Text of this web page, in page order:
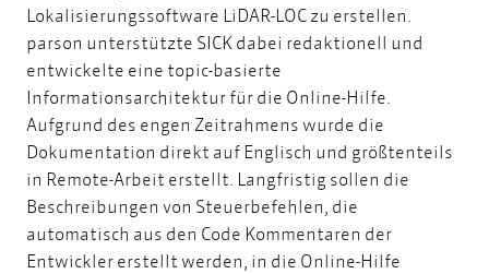
Lokalisierungssoftware LiDAR-LOC zu erstellen.
parson unterstützte SICK dabei redaktionell und
entwickelte eine topic-basierte
Informationsarchitektur für die Online-Hilfe.
Aufgrund des engen Zeitrahmens wurde die
Dokumentation direkt auf Englisch und größtenteils
in Remote-Arbeit erstellt. Langfristig sollen die
Beschreibungen von Steuerbefehlen, die
automatisch aus den Code Kommentaren der
Entwickler erstellt werden, in die Online-Hilfe